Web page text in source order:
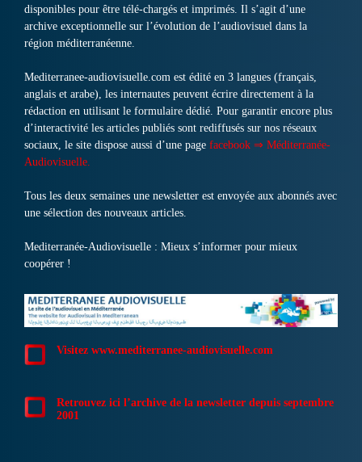
disponibles pour être télé-chargés et imprimés. Il s’agit d’une
archive exceptionnelle sur l’évolution de l’audiovisuel dans la
région méditerranéenne.
Mediterranee-audiovisuelle.com est édité en 3 langues (français,
anglais et arabe), les internautes peuvent écrire directement à la
rédaction en utilisant le formulaire dédié. Pour garantir encore plus
d’interactivité les articles publiés sont rediffusés sur nos réseaux
sociaux, le site dispose aussi d’une page facebook ⇒ Méditerranée-
Audiovisuelle.
Tous les deux semaines une newsletter est envoyée aux abonnés avec
une sélection des nouveaux articles.
Mediterranée-Audiovisuelle : Mieux s’informer pour mieux
coopérer !
Visitez www.mediterranee-audiovisuelle.com
Retrouvez ici l’archive de la newsletter depuis septembre
2001